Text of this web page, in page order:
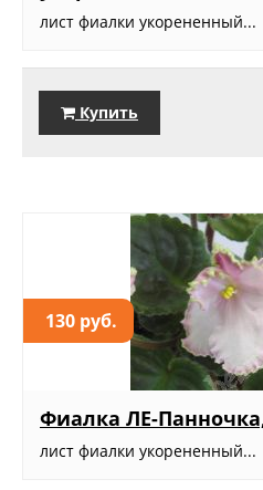
лист фиалки укорененный...
Купить
130 руб.
Фиалка ЛЕ-
лист фиалки укорененный...